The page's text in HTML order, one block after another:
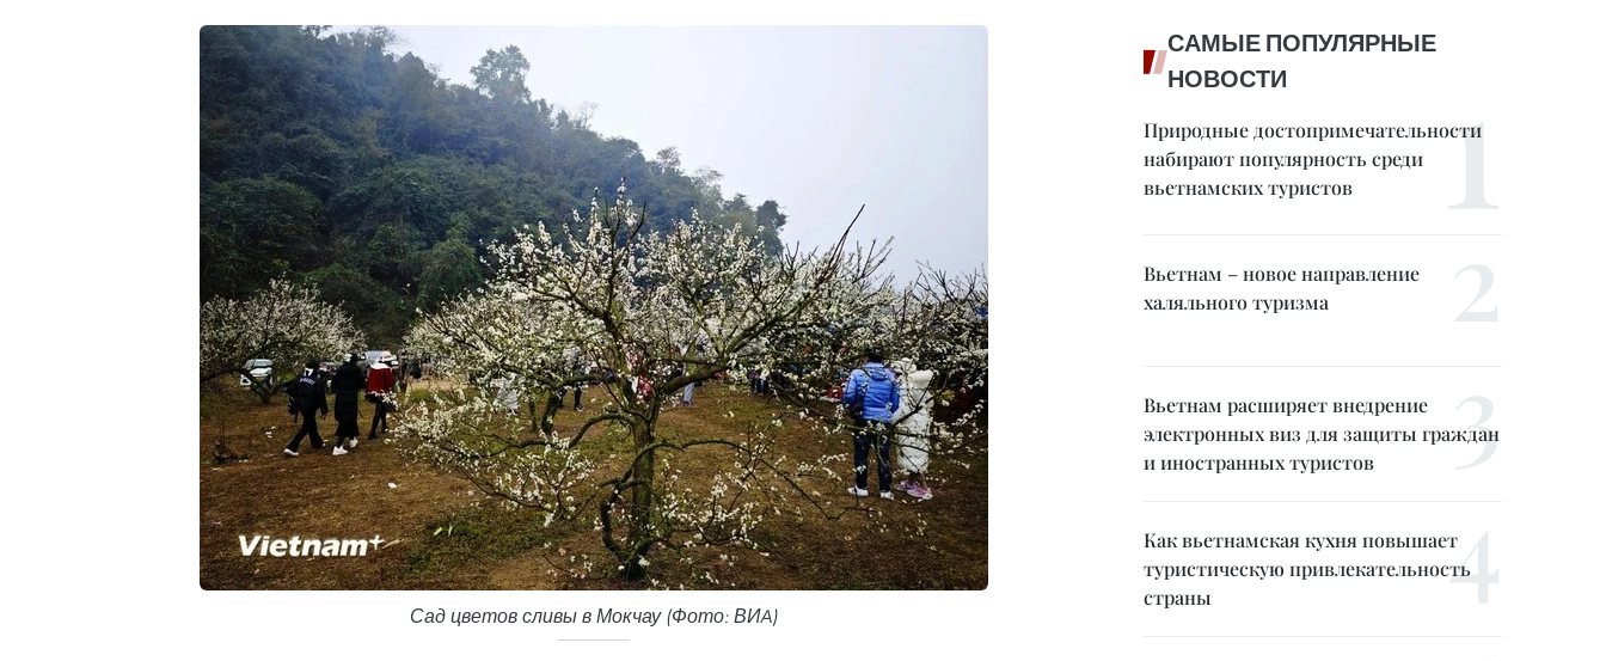
Сад цветов сливы в Мокчау (Фото: ВИA)
САМЫЕ ПОПУЛЯРНЫЕ
НОВОСТИ
Природные достопримечательности
набирают популярность среди
вьетнамских туристов
Вьетнам – новое направление
халяльного туризма
Вьетнам расширяет внедрение
электронных виз для защиты граждан
и иностранных туристов
Как вьетнамская кухня повышает
туристическую привлекательность
страны